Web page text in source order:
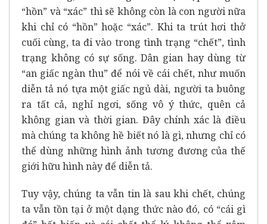
“hồn” và “xác” thì sẽ không còn là con người nữa
khi chỉ có “hồn” hoặc “xác”. Khi ta trút hơi thở
cuối cùng, ta đi vào trong tình trạng “chết”, tình
trạng không có sự sống. Dân gian hay dùng từ
“an giấc ngàn thu” để nói về cái chết, như muốn
diễn tả nó tựa một giấc ngủ dài, người ta buông
ra tất cả, nghỉ ngơi, sống vô ý thức, quên cả
không gian và thời gian. Đây chính xác là điều
mà chúng ta không hề biết nó là gì, nhưng chỉ có
thể dùng những hình ảnh tương đương của thế
giới hữu hình này để diễn tả.
Tuy vậy, chúng ta vẫn tin là sau khi chết, chúng
ta vẫn tồn tại ở một dạng thức nào đó, có “cái gì